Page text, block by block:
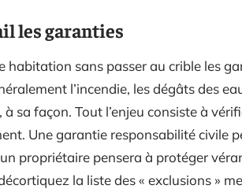
les garanties
habitation sans passer au crible les
l’incendie, les dégâts des
sa façon. Tout l’enjeu consiste à
Une garantie responsabilité civile
propriétaire pensera à protéger
la liste des « exclusions »